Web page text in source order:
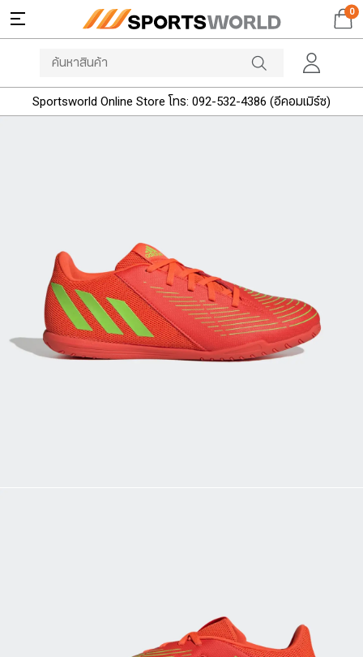
0
Sportsworld Online Store โทร: 092-532-4386 (อีคอมเมิร์ซ)